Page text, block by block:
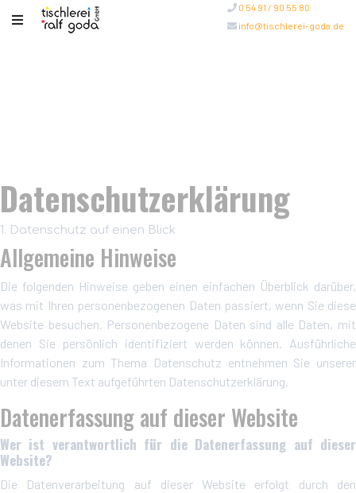
0 54 91 / 90 55 80
info@tischlerei-goda.de
Datenschutz­erklärung
1. Datenschutz auf einen Blick
Allgemeine Hinweise
Die folgenden Hinweise geben einen einfachen Überblick darüber,
was mit Ihren personenbezogenen Daten passiert, wenn Sie diese
Website besuchen. Personenbezogene Daten sind alle Daten, mit
denen Sie persönlich identifiziert werden können. Ausführliche
Informationen zum Thema Datenschutz entnehmen Sie unserer
unter diesem Text aufgeführten Datenschutzerklärung.
Datenerfassung auf dieser Website
Wer ist verantwortlich für die Datenerfassung auf dieser
Website?
Die Datenverarbeitung auf dieser Website erfolgt durch den